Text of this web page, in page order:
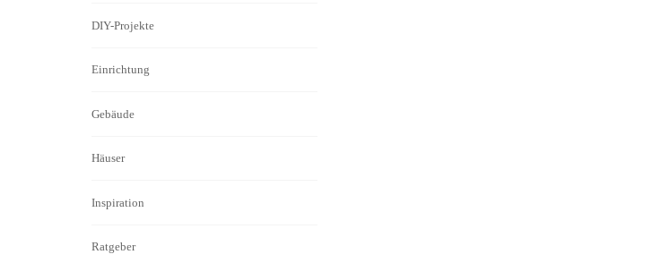
DIY-Projekte
Einrichtung
Gebäude
Häuser
Inspiration
Ratgeber